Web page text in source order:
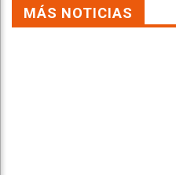
MÁS NOTICIAS